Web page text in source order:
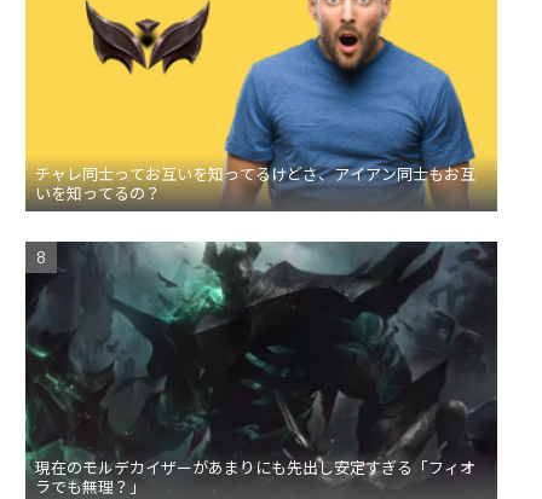
チャレ同士ってお互いを知ってるけどさ、アイアン同士もお互
いを知ってるの？
現在のモルデカイザーがあまりにも先出し安定すぎる「フィオ
ラでも無理？」